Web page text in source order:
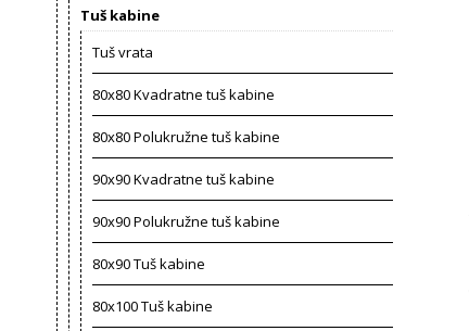
Tuš kabine
Tuš vrata
80x80 Kvadratne tuš kabine
80x80 Polukružne tuš kabine
90x90 Kvadratne tuš kabine
90x90 Polukružne tuš kabine
80x90 Tuš kabine
80x100 Tuš kabine